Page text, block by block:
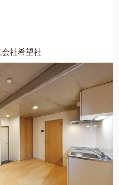
会社希望社